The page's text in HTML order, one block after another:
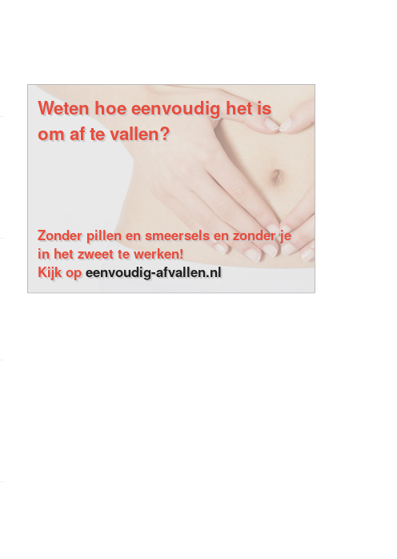
Weten hoe eenvoudig het is
om af te vallen?
Zonder pillen en smeersels en zonder je
in het zweet te werken!
Kijk opeenvoudig-afvallen.nl